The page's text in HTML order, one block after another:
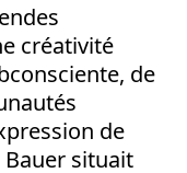
créativité
de
de
Bauer situait